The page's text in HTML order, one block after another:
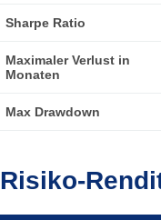
Sharpe Ratio
Maximaler Verlust in
Monaten
Max Drawdown
Risiko-